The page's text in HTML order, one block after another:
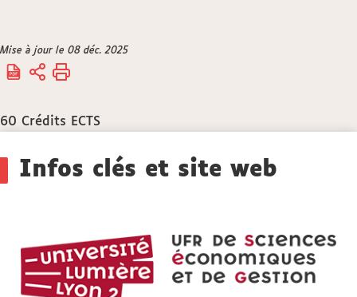
Vous
êtes
Accueil
Mise à jour le 08 déc. 2025
60 Crédits ECTS
Infos clés et site web